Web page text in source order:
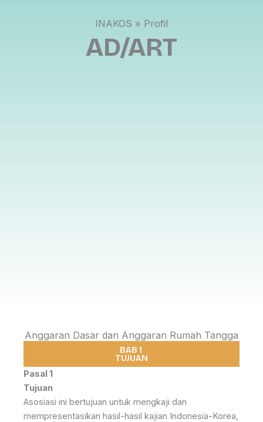
INAKOS » Profil
AD/ART
Anggaran Dasar dan Anggaran Rumah Tangga
BAB 1
TUJUAN
Pasal 1
Tujuan
Asosiasi ini bertujuan untuk mengkaji dan
mempresentasikan hasil-hasil kajian Indonesia-Korea,